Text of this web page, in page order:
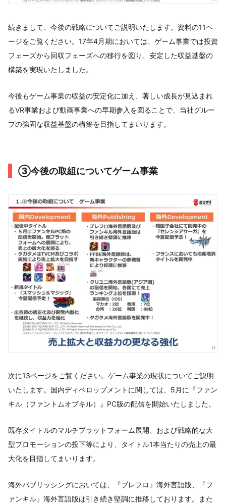
続きまして、今後の戦略についてご説明いたします。資料の11ペ
ージをご覧ください。17年4月期においては、ゲーム事業では投資
フェーズから回収フェーズへの移行を図り、安定した収益基盤の
構築を実現いたしました。
今後もゲーム事業の収益の安定化に加え、著しい成長が見込まれ
るVR事業および動画事業への早期参入を図ることで、当社グルー
プの強固な収益基盤の構築を目指してまいります。
③今後の取組についてゲーム事業
次に13ページをご覧ください。ゲーム事業の現状についてご説明
いたします。国内ディベロップメントに関しては、5月に『ファン
キル（ファントムオブキル）』PC版の配信を開始いたしました。
既存タイトルのマルチプラットフォーム展開、および戦略的な大
型プロモーションの投下等により、タイトル1本当たりの売上の最
大化を目指してまいります。
海外パブリッシングにおいては、『ブレフロ』海外言語版、『フ
ァンキル』海外言語版は引き続き堅調に推移しております。また